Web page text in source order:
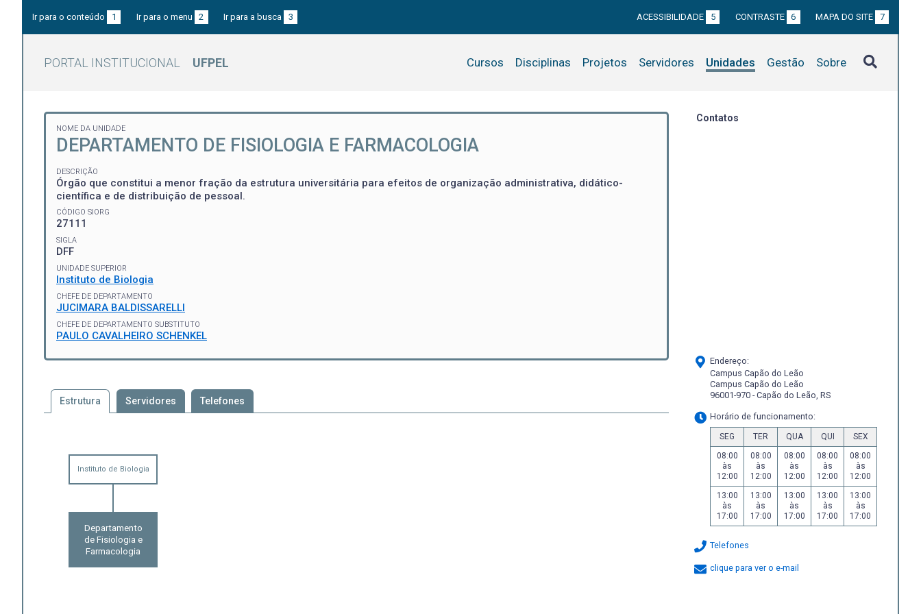
Ir para o conteúdo 1 Ir para o menu 2 Ir para a busca 3 ACESSIBILIDADE 5 CONTRASTE 6 MAPA DO SITE 7
PORTAL INSTITUCIONAL UFPEL Cursos Disciplinas Projetos Servidores Unidades Gestão Sobre
NOME DA UNIDADE
DEPARTAMENTO DE FISIOLOGIA E FARMACOLOGIA
DESCRIÇÃO
Órgão que constitui a menor fração da estrutura universitária para efeitos de organização administrativa, didático-
científica e de distribuição de pessoal.
CÓDIGO SIORG
27111
SIGLA
DFF
UNIDADE SUPERIOR
Instituto de Biologia
CHEFE DE DEPARTAMENTO
JUCIMARA BALDISSARELLI
CHEFE DE DEPARTAMENTO SUBSTITUTO
PAULO CAVALHEIRO SCHENKEL
Estrutura Servidores Telefones
Instituto de Biologia
Departamento
de Fisiologia e
Farmacologia
Contatos
Endereço:
Campus Capão do Leão
Campus Capão do Leão
96001-970 - Capão do Leão, RS
Horário de funcionamento:
SEG TER QUA QUI
SEX
08:00
às
12:00
08:00
às
12:00
08:00
às
12:00
08:00
às
12:00
08:00
às
12:00
13:00
às
17:00
13:00
às
17:00
13:00
às
17:00
13:00
às
17:00
13:00
às
17:00
Telefones
clique para ver o e-mail